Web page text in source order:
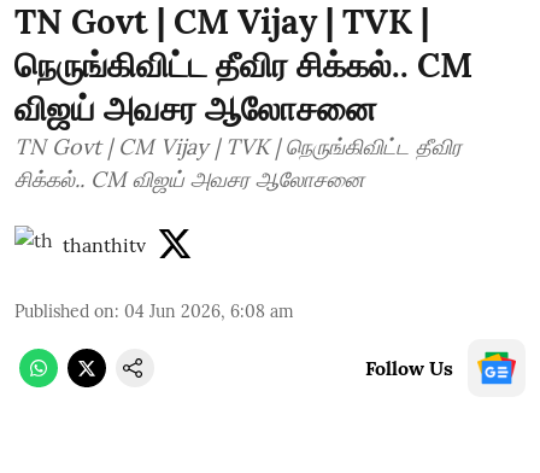
TN Govt | CM Vijay | TVK |
நெருங்கிவிட்ட தீவிர சிக்கல்.. CM
விஜய் அவசர ஆலோசனை
TN Govt | CM Vijay | TVK | நெருங்கிவிட்ட தீவிர
சிக்கல்.. CM விஜய் அவசர ஆலோசனை
thanthitv
Published on: 04 Jun 2026, 6:08 am
Follow Us